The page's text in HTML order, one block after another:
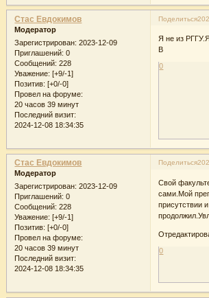
Поделиться
Стас Евдокимов
Модератор
Зарегистрирован: 2023-12-09
Приглашений: 0
Сообщений: 228
Уважение: [+9/-1]
Позитив: [+0/-0]
Провел на форуме:
20 часов 39 минут
Последний визит:
2024-12-08 18:34:35
Я не из
В
0
Поделиться
Стас Евдокимов
Модератор
Зарегистрирован: 2023-12-09
Приглашений: 0
Сообщений: 228
Уважение: [+9/-1]
Позитив: [+0/-0]
Провел на форуме:
20 часов 39 минут
Последний визит:
2024-12-08 18:34:35
Свой
сами.Мой
присутствии
0